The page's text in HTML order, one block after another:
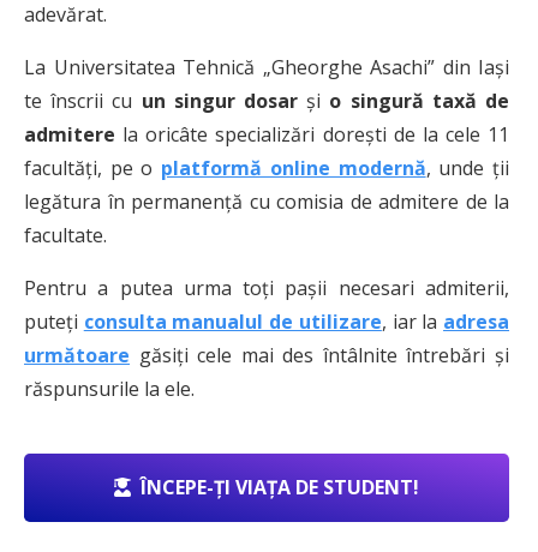
adevărat.
La Universitatea Tehnică „Gheorghe Asachi” din Iași
te înscrii cu un singur dosar și o singură taxă de
admitere la oricâte specializări dorești de la cele 11
facultăți, pe o platformă online modernă, unde ții
legătura în permanență cu comisia de admitere de la
facultate.
Pentru a putea urma toți pașii necesari admiterii,
puteți consulta manualul de utilizare, iar la adresa
următoare găsiți cele mai des întâlnite întrebări și
răspunsurile la ele.
ÎNCEPE-ȚI VIAȚA DE STUDENT!